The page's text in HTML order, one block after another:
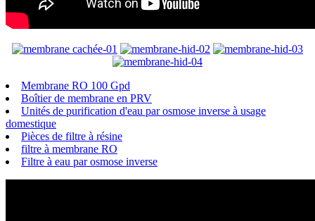
Membrane RO 100 Gpd
Boîtier de membrane en PRV
Unités de purification d'eau par osmose inverse à usage
domestique
Pièces de filtre à résine
filtre à membrane RO
Filtre à eau par osmose inverse